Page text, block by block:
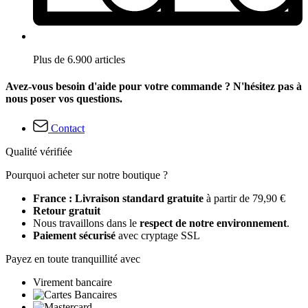
Plus de 6.900 articles
Avez-vous besoin d'aide pour votre commande ? N'hésitez pas à
nous poser vos questions.
Contact
Qualité vérifiée
Pourquoi acheter sur notre boutique ?
France : Livraison standard gratuite à partir de 79,90 €
Retour gratuit
Nous travaillons dans le respect de notre environnement.
Paiement sécurisé avec cryptage SSL
Payez en toute tranquillité avec
Virement bancaire